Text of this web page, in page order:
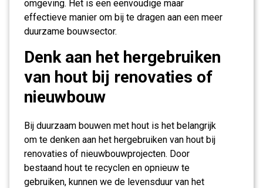
omgeving. Het is een eenvoudige maar
effectieve manier om bij te dragen aan een meer
duurzame bouwsector.
Denk aan het hergebruiken
van hout bij renovaties of
nieuwbouw
Bij duurzaam bouwen met hout is het belangrijk
om te denken aan het hergebruiken van hout bij
renovaties of nieuwbouwprojecten. Door
bestaand hout te recyclen en opnieuw te
gebruiken, kunnen we de levensduur van het